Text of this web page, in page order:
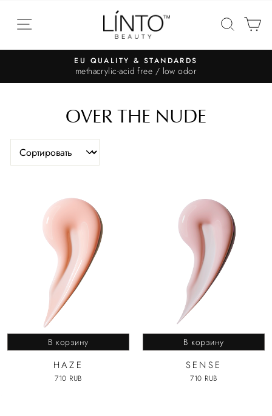
EU QUALITY & STANDARDS
methacrylic-acid free / low odor
OVER THE NUDE
В корзину
HAZE
710 RUB
В корзину
SENSE
710 RUB